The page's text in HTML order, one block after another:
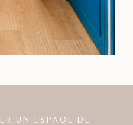
UN ESPACE DE